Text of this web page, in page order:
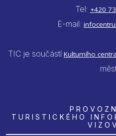
Tel: +420
E-mail:
TIC je součástí Kulturního
TURISTICKÉHO